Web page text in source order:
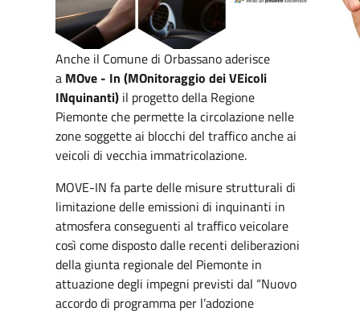
Anche il Comune di Orbassano aderisce
a MOve - In (MOnitoraggio dei VEicoli
INquinanti)il progetto della Regione
Piemonte che permette la circolazione nelle
zone soggette ai blocchi del traffico anche ai
veicoli di vecchia immatricolazione.
MOVE-IN fa parte delle misure strutturali di
limitazione delle emissioni di inquinanti in
atmosfera conseguenti al traffico veicolare
così come disposto dalle recenti deliberazioni
della giunta regionale del Piemonte in
attuazione degli impegni previsti dal “Nuovo
accordo di programma per l’adozione